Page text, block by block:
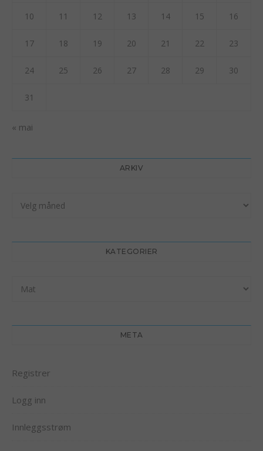
10 11 12 13 14 15 16
17 18 19 20 21 22 23
24 25 26 27 28 29 30
31
« mai
ARKIV
KATEGORIER
META
Registrer
Logg inn
Innleggsstrøm